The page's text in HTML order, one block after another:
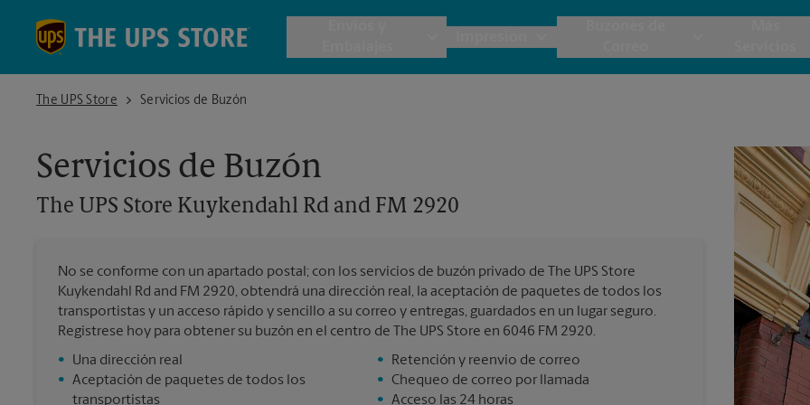
Envío Internacional
Cajas y Suministros de Mudanza
Garantía de Embalaje y Envío
Todos los Servicios de Envío y Embalaje
Tarjetas Postales
Tarjetas Comerciales
Todos los Servicios de Impresión
The UPS Store
The UPS Store Kuykendahl Rd and FM 2920
Servicios de Buzón
Servicios de Buzón
The UPS Store Kuykendahl Rd and FM 2920
No se conforme con un apartado postal; con los servicios de buzón privado de The UPS Store
Kuykendahl Rd and FM 2920, obtendrá una dirección real, la aceptación de paquetes de todos los
transportistas y un acceso rápido y sencillo a su correo y entregas, guardados en un lugar seguro.
Regístrese hoy para obtener su buzón en el centro de The UPS Store en 6046 FM 2920.
•
Una dirección real
• Aceptación de paquetes de todos los
transportistas
•
Retención y reenvío de correo
• Chequeo de correo por llamada
• Acceso las 24 horas